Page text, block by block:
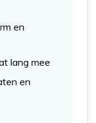
en
lang mee
en